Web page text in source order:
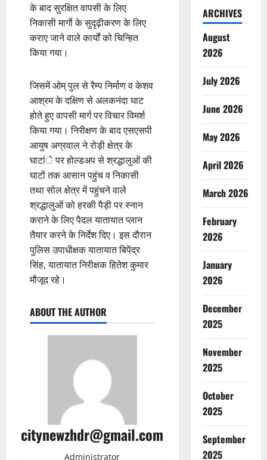
के बाद सुरक्षित वापसी के लिए
निकासी मार्गाे के सुदृढ़ीकरण के लिए
कराए जाने वाले कार्यों को चिन्हित
किया गया।
जिसमें ओम् पुल से रैम्प निर्माण व केशव
आश्रम के दक्षिण से अलकनंदा घाट
होते हुए वापसी मार्ग पर विचार विमर्श
किया गया। निरीक्षण के बाद एसएसपी
आयुष अग्रवाल ने रोड़ी क्षेत्र के
घाटांे पर होल्डअप से श्रद्धालुओं की
घाटों तक आसान पहुंच व निकासी
तथा सोल क्षेत्र में पहुंचने वाले
श्रद्धालुओं को हरकी पैड़ी पर स्नान
कराने के लिए पैदल यातायात प्लान
तैयार करने के निर्देश दिए। इस दौरान
पुलिस उपाधीक्षक यातायात बिपेंद्र
सिंह, यातायात निरीक्षक हितेश कुमार
मौजूद रहे।
ABOUT THE AUTHOR
citynewzhdr@gmail.com
Administrator
ARCHIVES
August
2026
July 2026
June 2026
May 2026
April 2026
March 2026
February
2026
January
2026
December
2025
November
2025
October
2025
September
2025